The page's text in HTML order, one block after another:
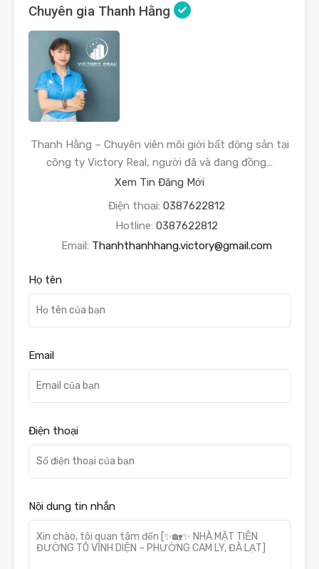
Chuyên gia Thanh Hằng
Thanh Hằng – Chuyên viên môi giới bất động sản tại
công ty Victory Real, người đã và đang đồng…
Xem Tin Đăng Mới
Điện thoại: 0387622812
Hotline: 0387622812
Email: Thanhthanhhang.victory@gmail.com
Họ tên
Email
Điện thoại
Nội dung tin nhắn